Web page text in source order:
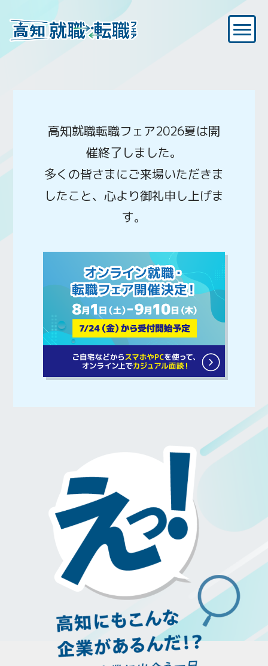
高知就職転職フェア2026夏は開
催終了しました。
多くの皆さまにご来場いただきま
したこと、心より御礼申し上げま
す。